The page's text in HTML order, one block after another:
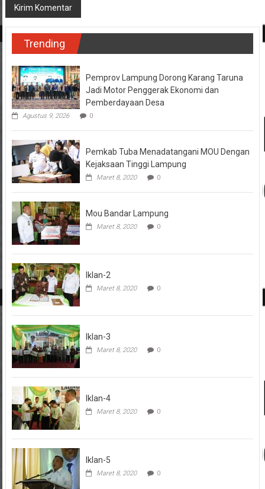
Trending
Pemprov Lampung Dorong Karang Taruna
Jadi Motor Penggerak Ekonomi dan
Pemberdayaan Desa
Agustus 9, 2026 0
Pemkab Tuba Menadatangani MOU Dengan
Kejaksaan Tinggi Lampung
Maret 8, 2020 0
Mou Bandar Lampung
Maret 8, 2020 0
Iklan-2
Maret 8, 2020 0
Iklan-3
Maret 8, 2020 0
Iklan-4
Maret 8, 2020 0
Iklan-5
Maret 8, 2020 0